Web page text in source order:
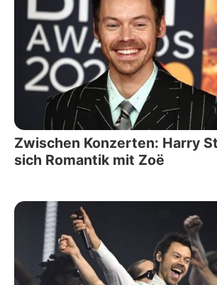
Zwischen Konzerten: Harry
sich Romantik mit Zoë